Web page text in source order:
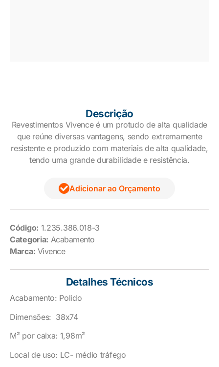
Descrição
Revestimentos Vivence é um protudo de alta qualidade
que reúne diversas vantagens, sendo extremamente
resistente e produzido com materiais de alta qualidade,
tendo uma grande durabilidade e resistência.
Adicionar ao Orçamento
Código: 1.235.386.018-3
Categoria: Acabamento
Marca: Vivence
Detalhes Técnicos
Acabamento: Polido
Dimensões: 38x74
M² por caixa: 1,98m²
Local de uso: LC- médio tráfego